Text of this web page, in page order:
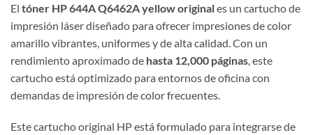
El tóner HP 644A Q6462A yellow originales un cartucho de
impresión láser diseñado para ofrecer impresiones de color
amarillo vibrantes, uniformes y de alta calidad. Con un
rendimiento aproximado de hasta 12,000 páginas , este
cartucho está optimizado para entornos de oficina con
demandas de impresión de color frecuentes.
Este cartucho original HP está formulado para integrarse de